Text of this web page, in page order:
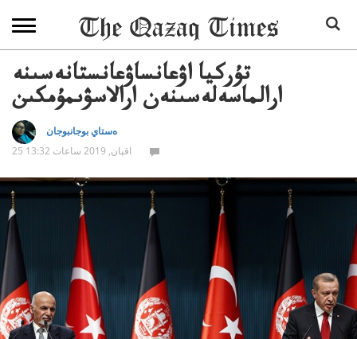
تۇركيا اۋعانساۋعانستانەسىنە
ارالماسەلەسىنەن ارالاسۋىمۇمكىن
ەستاي بوجانبوجان
25 اقپان, 2019 ساعات 13:32